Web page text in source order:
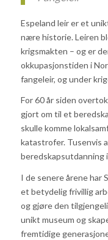
Espeland leir er et
nære historie. Leiren
krigsmakten – og er
okkupasjonstiden i
fangeleir, og under
For 60 år siden
gjort om til et
skulle komme
katastrofer. Tusenvis
beredskapsutdanning
I de senere årene har
et betydelig frivillig
og gjøre den
unikt museum og
fremtidige